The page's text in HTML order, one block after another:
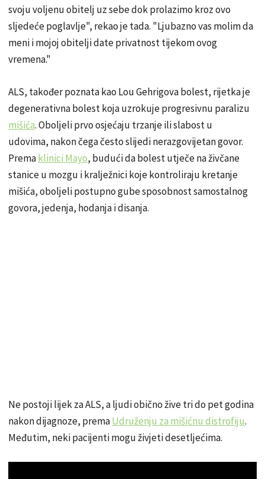
svoju voljenu obitelj uz sebe dok prolazimo kroz ovo
sljedeće poglavlje", rekao je tada. "Ljubazno vas molim da
meni i mojoj obitelji date privatnost tijekom ovog
vremena."
ALS, također poznata kao Lou Gehrigova bolest, rijetka je
degenerativna bolest koja uzrokuje progresivnu paralizu
mišića. Oboljeli prvo osjećaju trzanje ili slabost u
udovima, nakon čega često slijedi nerazgovijetan govor.
Premaklinici Mayo, budući da bolest utječe na živčane
stanice u mozgu i kralježnici koje kontroliraju kretanje
mišića, oboljeli postupno gube sposobnost samostalnog
govora, jedenja, hodanja i disanja.
Ne postoji lijek za ALS, a ljudi obično žive tri do pet godina
nakon dijagnoze, premaUdruženju za mišićnu distrofiju.
Međutim, neki pacijenti mogu živjeti desetljećima.